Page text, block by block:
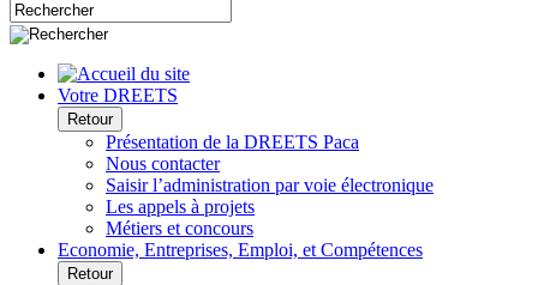
Votre DREETS
Retour
Présentation de la DREETS Paca
Nous contacter
Saisir l’administration par voie électronique
Les appels à projets
Métiers et concours
Economie, Entreprises, Emploi, et Compétences
Retour